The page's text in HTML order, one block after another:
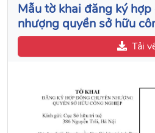
Mẫu tờ khai đăng ký
nhượng quyền sở hữu
Tải